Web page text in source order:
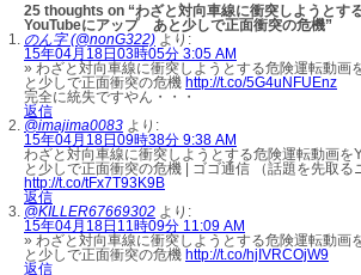
25 thoughts on “わざと対向車線に衝突しようとす
YouTubeにアップ あと少しで正面衝突の危機”
のん字 (@nonG322) より:
15年04月18日03時05分 3:05 AM
» わざと対向車線に衝突しようとする危険運転動
と少しで正面衝突の危機 http://t.co/5G4uNFUEnz
完全に統失ですやん・・・
返信
@imajima0083 より:
15年04月18日09時38分 9:38 AM
わざと対向車線に衝突しようとする危険運転動画
と少しで正面衝突の危機 | ゴゴ通信 （話題を先取る
http://t.co/tFx7T93K9B
返信
@KILLER67669302 より:
15年04月18日11時09分 11:09 AM
» わざと対向車線に衝突しようとする危険運転動
と少しで正面衝突の危機 http://t.co/hjIVRCOjW9
返信